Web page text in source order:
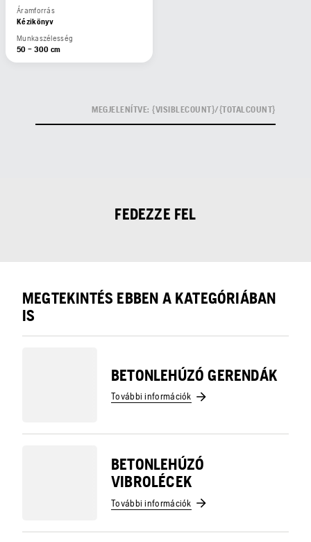
Áramforrás
Kézikönyv
Munkaszélesség
50 – 300 cm
MEGJELENÍTVE: {VISIBLECOUNT}/{TOTALCOUNT}
FEDEZZE FEL
MEGTEKINTÉS EBBEN A KATEGÓRIÁBAN
IS
BETONLEHÚZÓ GERENDÁK
További információk
BETONLEHÚZÓ
VIBROLÉCEK
További információk